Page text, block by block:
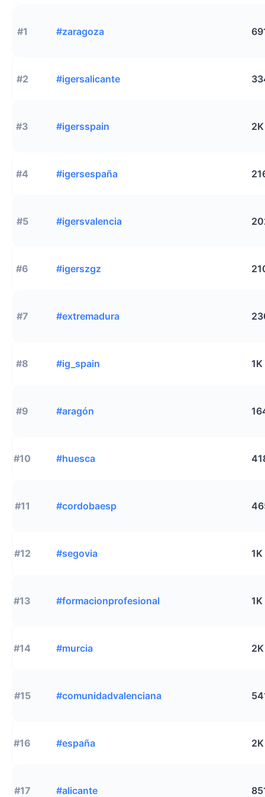
#1 #zaragoza
#2 #igersalicante
#3 #igersspain 2K
#4 #igersespaña
#5 #igersvalencia
#6 #igerszgz
#7 #extremadura
#8 #ig_spain 1K
#9 #aragón
#10 #huesca
#11 #cordobaesp
#12 #segovia 1K
#13 #formacionprofesional 1K
#14 #murcia 2K
#15 #comunidadvalenciana
#16 #españa 2K
#17 #alicante